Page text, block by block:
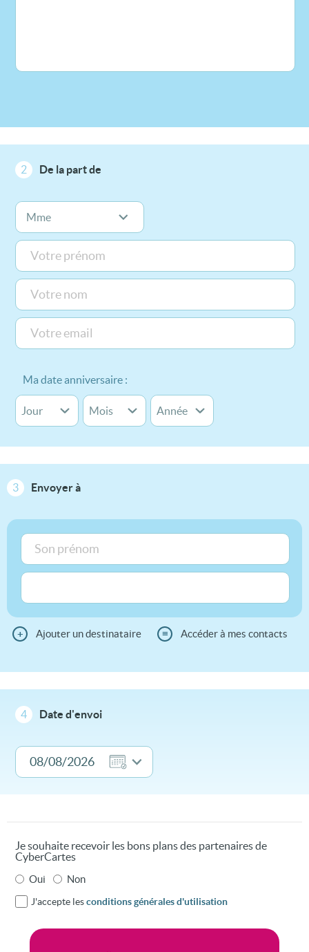
2 De la part de
Ma date anniversaire :
3 Envoyer à
+ Ajouter un destinataire ≡ Accéder à mes contacts
4 Date d'envoi
Je souhaite recevoir les bons plans des partenaires de
CyberCartes
Oui Non
J'accepte lesconditions générales d'utilisation